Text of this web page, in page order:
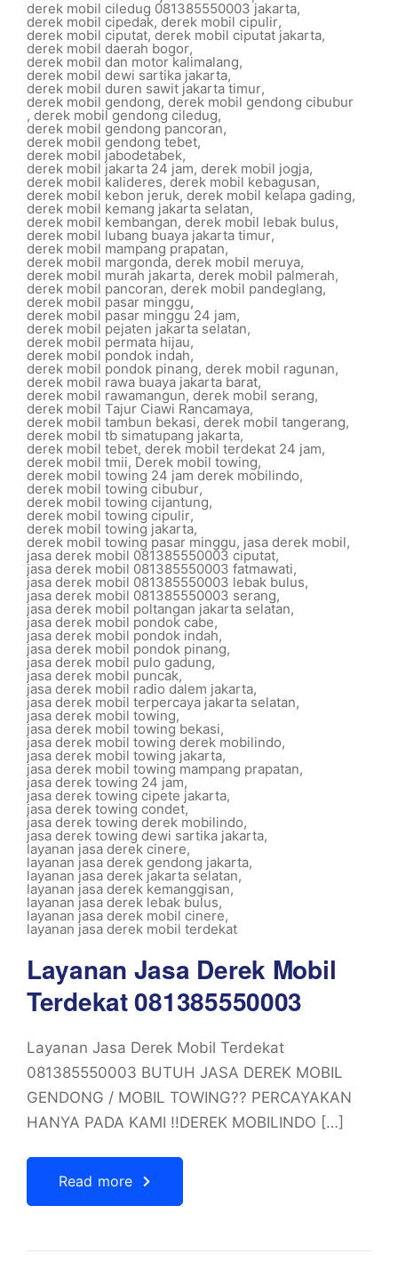
derek mobil ciledug 081385550003 jakarta,
derek mobil cipedak, derek mobil cipulir,
derek mobil ciputat, derek mobil ciputat jakarta,
derek mobil daerah bogor,
derek mobil dan motor kalimalang,
derek mobil dewi sartika jakarta,
derek mobil duren sawit jakarta timur,
derek mobil gendong, derek mobil gendong cibubur
, derek mobil gendong ciledug,
derek mobil gendong pancoran,
derek mobil gendong tebet,
derek mobil jabodetabek,
derek mobil jakarta 24 jam, derek mobil jogja,
derek mobil kalideres, derek mobil kebagusan,
derek mobil kebon jeruk, derek mobil kelapa gading,
derek mobil kemang jakarta selatan,
derek mobil kembangan, derek mobil lebak bulus,
derek mobil lubang buaya jakarta timur,
derek mobil mampang prapatan,
derek mobil margonda,derek mobil meruya,
derek mobil murah jakarta, derek mobil palmerah,
derek mobil pancoran, derek mobil pandeglang,
derek mobil pasar minggu,
derek mobil pasar minggu 24 jam,
derek mobil pejaten jakarta selatan,
derek mobil permata hijau,
derek mobil pondok indah,
derek mobil pondok pinang, derek mobil ragunan,
derek mobil rawa buaya jakarta barat,
derek mobil rawamangun, derek mobil serang,
derek mobil Tajur Ciawi Rancamaya,
derek mobil tambun bekasi, derek mobil tangerang,
derek mobil tb simatupang jakarta,
derek mobil tebet, derek mobil terdekat 24 jam,
derek mobil tmii, Derek mobil towing,
derek mobil towing 24 jam derek mobilindo,
derek mobil towing cibubur,
derek mobil towing cijantung,
derek mobil towing cipulir,
derek mobil towing jakarta,
derek mobil towing pasar minggu, jasa derek mobil,
jasa derek mobil 081385550003 ciputat,
jasa derek mobil 081385550003 fatmawati,
jasa derek mobil 081385550003 lebak bulus,
jasa derek mobil 081385550003 serang,
jasa derek mobil poltangan jakarta selatan,
jasa derek mobil pondok cabe,
jasa derek mobil pondok indah,
jasa derek mobil pondok pinang,
jasa derek mobil pulo gadung,
jasa derek mobil puncak,
jasa derek mobil radio dalem jakarta,
jasa derek mobil terpercaya jakarta selatan,
jasa derek mobil towing,
jasa derek mobil towing bekasi,
jasa derek mobil towing derek mobilindo,
jasa derek mobil towing jakarta,
jasa derek mobil towing mampang prapatan,
jasa derek towing 24 jam,
jasa derek towing cipete jakarta,
jasa derek towing condet,
jasa derek towing derek mobilindo,
jasa derek towing dewi sartika jakarta,
layanan jasa derek cinere,
layanan jasa derek gendong jakarta,
layanan jasa derek jakarta selatan,
layanan jasa derek kemanggisan,
layanan jasa derek lebak bulus,
layanan jasa derek mobil cinere,
layanan jasa derek mobil terdekat
Layanan Jasa Derek Mobil
Terdekat 081385550003
Layanan Jasa Derek Mobil Terdekat
081385550003 BUTUH JASA DEREK MOBIL
GENDONG / MOBIL TOWING?? PERCAYAKAN
HANYA PADA KAMI !!DEREK MOBILINDO […]
Read more